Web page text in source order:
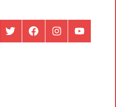
ట్విట్టర్
ఫేస్
ఇంస్టాగ్రామ్యూట్యూబ్